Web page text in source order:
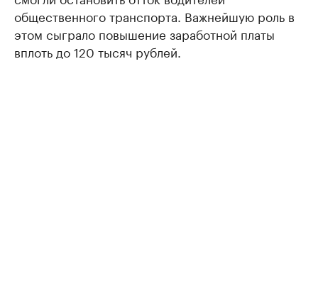
общественного транспорта. Важнейшую роль в
этом сыграло повышение заработной платы
вплоть до 120 тысяч рублей.